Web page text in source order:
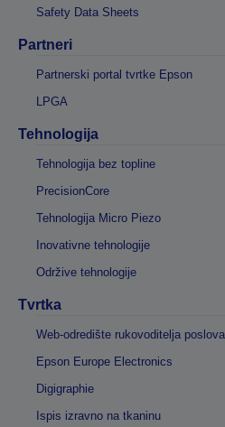
Safety Data Sheets
Partneri
Partnerski portal tvrtke Epson
LPGA
Tehnologija
Tehnologija bez topline
PrecisionCore
Tehnologija Micro Piezo
Inovativne tehnologije
Održive tehnologije
Tvrtka
Web-odredište rukovoditelja
Epson Europe Electronics
Digigraphie
Ispis izravno na tkaninu